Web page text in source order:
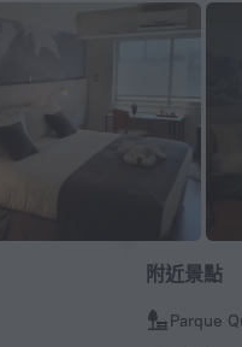
附近景點
Parque